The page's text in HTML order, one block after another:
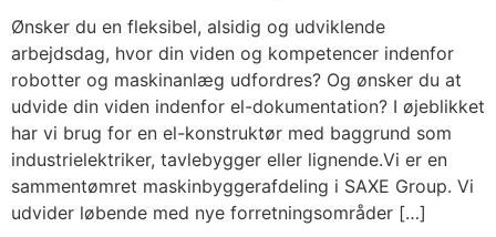
Ønsker du en fleksibel, alsidig og udviklende
arbejdsdag, hvor din viden og kompetencer indenfor
robotter og maskinanlæg udfordres? Og ønsker du at
udvide din viden indenfor el-dokumentation? I øjeblikket
har vi brug for en el-konstruktør med baggrund som
industrielektriker, tavlebygger eller lignende.Vi er en
sammentømret maskinbyggerafdeling i SAXE Group. Vi
udvider løbende med nye forretningsområder […]